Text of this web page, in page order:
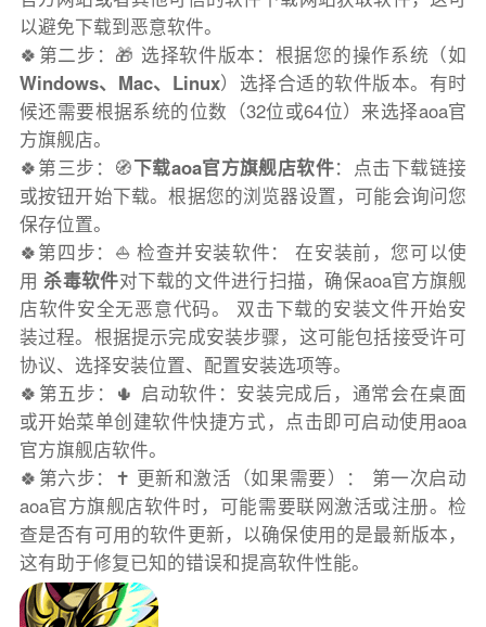
以避免下载到恶意软件。
🍀第二步：🎁 选择软件版本：根据您的操作系统（如
Windows、Mac、Linux）选择合适的软件版本。有时
候还需要根据系统的位数（32位或64位）来选择aoa官
方旗舰店。
🍀第三步：🧭下载aoa官方旗舰店软件：点击下载链接
或按钮开始下载。根据您的浏览器设置，可能会询问您
保存位置。
🍀第四步：⛵️ 检查并安装软件： 在安装前，您可以使
用杀毒软件对下载的文件进行扫描，确保aoa官方旗舰
店软件安全无恶意代码。 双击下载的安装文件开始安
装过程。根据提示完成安装步骤，这可能包括接受许可
协议、选择安装位置、配置安装选项等。
🍀第五步：🌵 启动软件：安装完成后，通常会在桌面
或开始菜单创建软件快捷方式，点击即可启动使用aoa
官方旗舰店软件。
🍀第六步：✝️ 更新和激活（如果需要）： 第一次启动
aoa官方旗舰店软件时，可能需要联网激活或注册。检
查是否有可用的软件更新，以确保使用的是最新版本，
这有助于修复已知的错误和提高软件性能。